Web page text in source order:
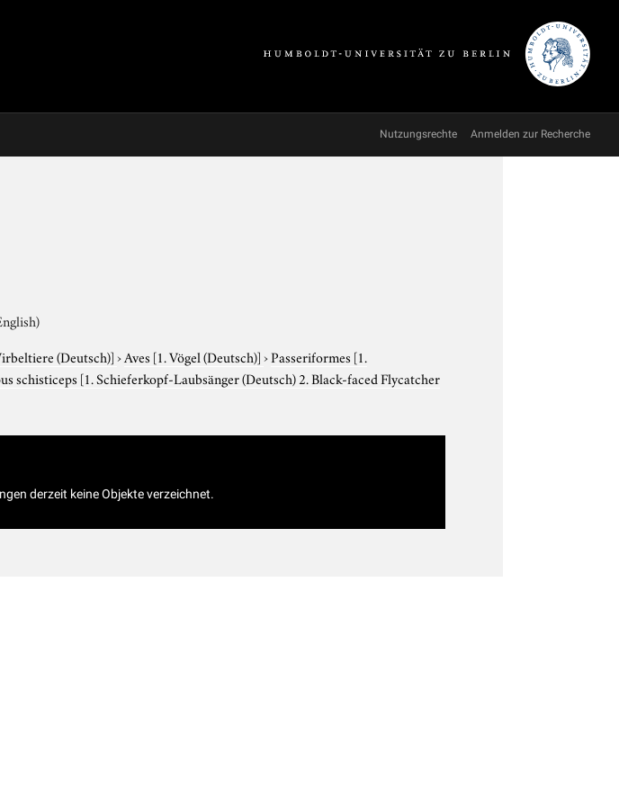
Nutzungsrechte Anmelden zur Recherche
(Deutsch)]›Aves [1. Vögel (Deutsch)]›Passeriformes [1.
schisticeps [1. Schieferkopf-Laubsänger (Deutsch) 2. Black-faced Flycatcher
derzeit keine Objekte verzeichnet.